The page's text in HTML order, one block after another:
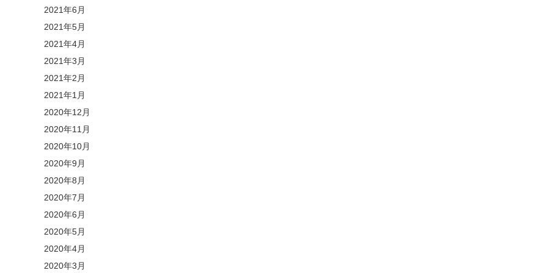
2021年6月
2021年5月
2021年4月
2021年3月
2021年2月
2021年1月
2020年12月
2020年11月
2020年10月
2020年9月
2020年8月
2020年7月
2020年6月
2020年5月
2020年4月
2020年3月